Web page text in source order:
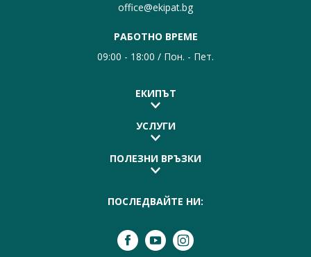
office@ekipat.bg
РАБОТНО ВРЕМЕ
09:00 - 18:00 / Пон. - Пет.
ЕКИПЪТ
УСЛУГИ
ПОЛЕЗНИ ВРЪЗКИ
ПОСЛЕДВАЙТЕ НИ: